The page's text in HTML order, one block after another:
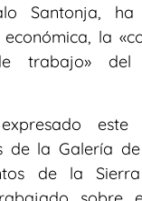
Santonja,
económica, la
trabajo» del
este
de la Galería
de la